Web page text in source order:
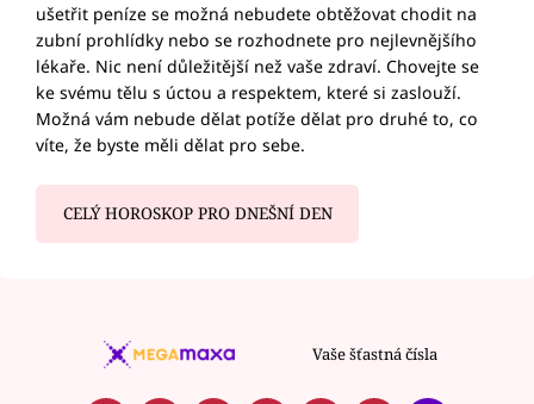
ušetřit peníze se možná nebudete obtěžovat chodit na
zubní prohlídky nebo se rozhodnete pro nejlevnějšího
lékaře. Nic není důležitější než vaše zdraví. Chovejte se
ke svému tělu s úctou a respektem, které si zaslouží.
Možná vám nebude dělat potíže dělat pro druhé to, co
víte, že byste měli dělat pro sebe.
CELÝ HOROSKOP PRO DNEŠNÍ DEN
Vaše šťastná čísla